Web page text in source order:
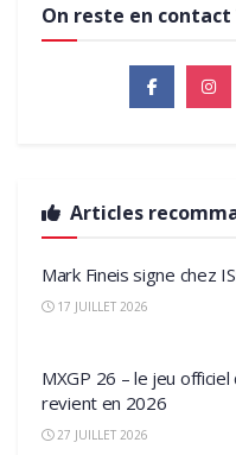
On reste en contact
Articles
Mark Fineis signe chez
17 JUILLET 2026
MXGP 26 – le jeu
revient en 2026
27 JUILLET 2026